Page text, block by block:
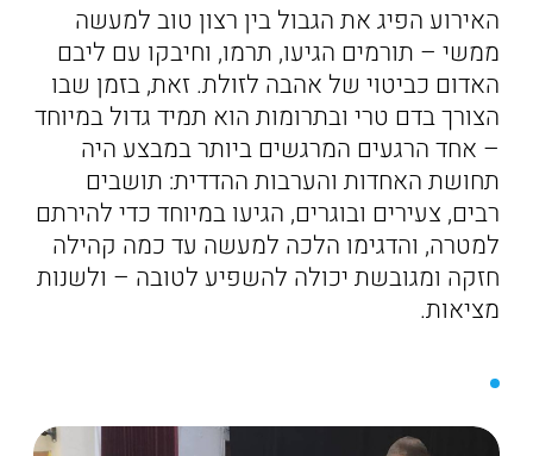
האירוע הפיג את הגבול בין רצון טוב למעשה
ממשי – תורמים הגיעו, תרמו, וחיבקו עם ליבם
האדום כביטוי של אהבה לזולת. זאת, בזמן שבו
הצורך בדם טרי ובתרומות הוא תמיד גדול במיוחד
– אחד הרגעים המרגשים ביותר במבצע היה
תחושת האחדות והערבות ההדדית: תושבים
רבים, צעירים ובוגרים, הגיעו במיוחד כדי להירתם
למטרה, והדגימו הלכה למעשה עד כמה קהילה
חזקה ומגובשת יכולה להשפיע לטובה – ולשנות
מציאות.